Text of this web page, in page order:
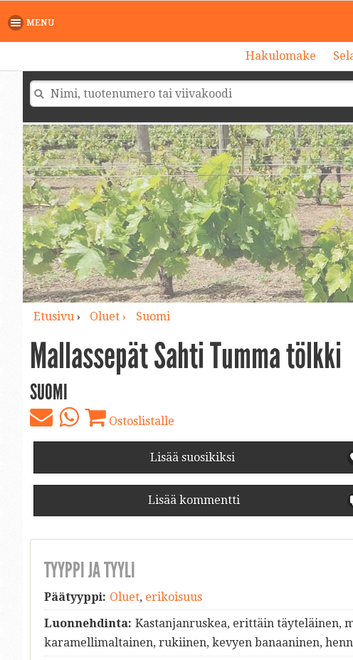
MENU
Hakulomake
Etusivu› Oluet › Suomi
Mallassepät Sahti Tumma tölkki
SUOMI
Ostoslistalle
Lisää suosikiksi
Lisää kommentti
TYYPPI JA TYYLI
Päätyyppi: Oluet, erikoisuus
Luonnehdinta: Kastanjanruskea, erittäin täyteläinen,
karamellimaltainen, rukiinen, kevyen banaaninen,